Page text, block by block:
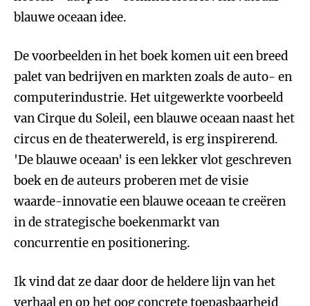
blauwe oceaan idee.
De voorbeelden in het boek komen uit een breed
palet van bedrijven en markten zoals de auto- en
computerindustrie. Het uitgewerkte voorbeeld
van Cirque du Soleil, een blauwe oceaan naast het
circus en de theaterwereld, is erg inspirerend.
'De blauwe oceaan' is een lekker vlot geschreven
boek en de auteurs proberen met de visie
waarde-innovatie een blauwe oceaan te creëren
in de strategische boekenmarkt van
concurrentie en positionering.
Ik vind dat ze daar door de heldere lijn van het
verhaal en op het oog concrete toepasbaarheid